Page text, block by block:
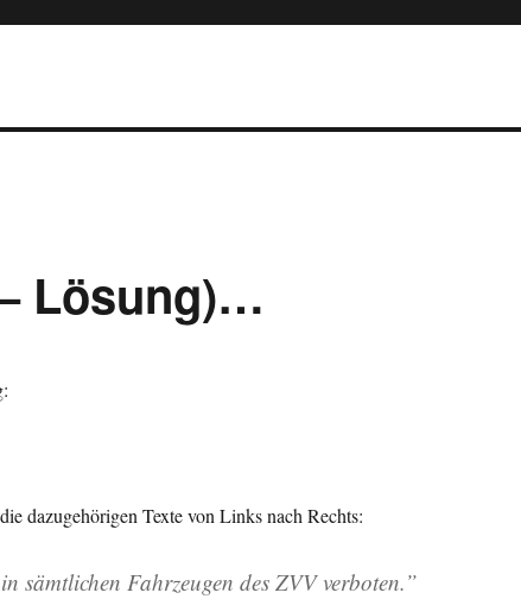
Lösung)…
dazugehörigen Texte von Links nach Rechts:
sämtlichen Fahrzeugen des ZVV verboten.”